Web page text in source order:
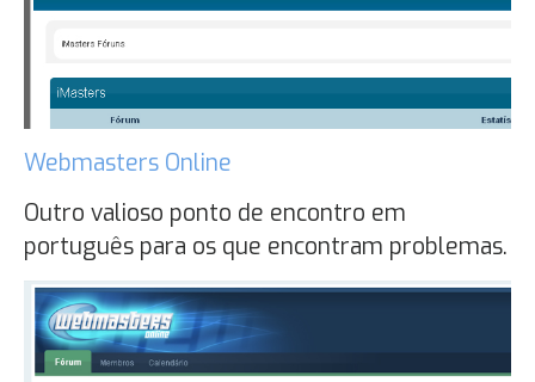
Webmasters Online
Outro valioso ponto de encontro em
português para os que encontram problemas.